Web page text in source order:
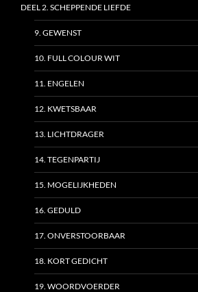
DEEL 2. SCHEPPENDE LIEFDE
9. GEWENST
10. FULL COLOUR WIT
11. ENGELEN
12. KWETSBAAR
13. LICHTDRAGER
14. TEGENPARTIJ
15. MOGELIJKHEDEN
16. GEDULD
17. ONVERSTOORBAAR
18. KORT GEDICHT
19. WOORDVOERDER